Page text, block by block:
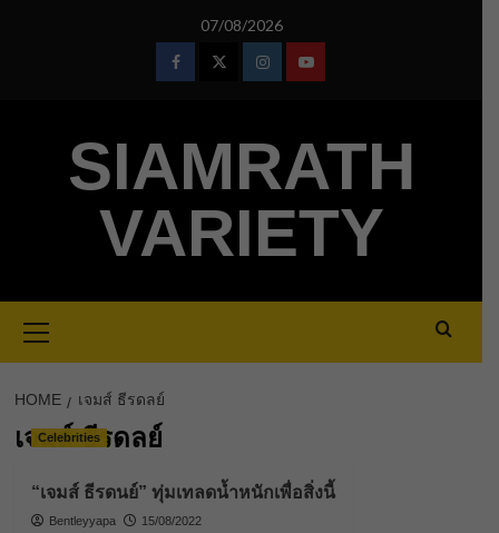
07/08/2026
FacebookTwitterInstagramYoutube
SIAMRATH
VARIETY
Menu
HOME เจมส์ ธีรดลย์
เจมส์ ธีรดลย์
Celebrities
“เจมส์ ธีรดนย์” ทุ่มเทลดน้ำหนักเพื่อสิ่งนี้
Bentleyyapa 15/08/2022